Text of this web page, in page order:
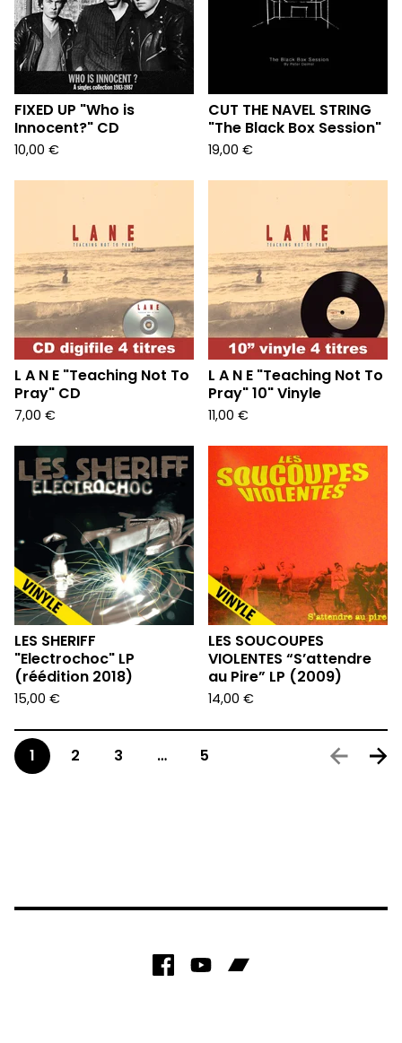
FIXED UP "Who is
Innocent?" CD
10,00 €
CUT THE NAVEL STRING
"The Black Box Session"
19,00 €
L A N E "Teaching Not To
Pray" CD
7,00 €
L A N E "Teaching Not To
Pray" 10" Vinyle
11,00 €
LES SHERIFF
"Electrochoc" LP
(réédition 2018)
15,00 €
LES SOUCOUPES
VIOLENTES “S’attendre
au Pire” LP (2009)
14,00 €
1 2 3 … 5